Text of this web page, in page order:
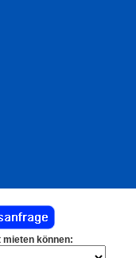
mieten können: